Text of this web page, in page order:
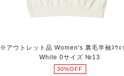
※アウトレット品 Women's 裏毛半袖ｽｳｪ
White 0サイズ №13
30%OFF